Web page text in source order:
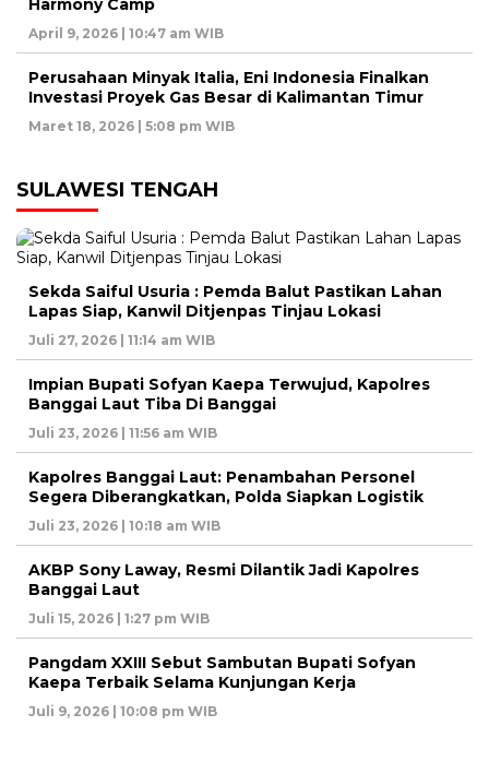
Harmony Camp
April 9, 2026 | 10:47 am WIB
Perusahaan Minyak Italia, Eni Indonesia Finalkan
Investasi Proyek Gas Besar di Kalimantan Timur
Maret 18, 2026 | 5:08 pm WIB
SULAWESI TENGAH
Sekda Saiful Usuria : Pemda Balut Pastikan Lahan
Lapas Siap, Kanwil Ditjenpas Tinjau Lokasi
Juli 27, 2026 | 11:14 am WIB
Impian Bupati Sofyan Kaepa Terwujud, Kapolres
Banggai Laut Tiba Di Banggai
Juli 23, 2026 | 11:56 am WIB
Kapolres Banggai Laut: Penambahan Personel
Segera Diberangkatkan, Polda Siapkan Logistik
Juli 23, 2026 | 10:18 am WIB
AKBP Sony Laway, Resmi Dilantik Jadi Kapolres
Banggai Laut
Juli 15, 2026 | 1:27 pm WIB
Pangdam XXIII Sebut Sambutan Bupati Sofyan
Kaepa Terbaik Selama Kunjungan Kerja
Juli 9, 2026 | 10:08 pm WIB